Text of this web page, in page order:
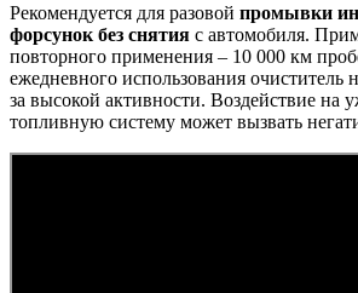
Рекомендуется для разовой промывки
форсунок без снятия с автомобиля.
повторного применения – 10 000 км
ежедневного использования очиститель
за высокой активности. Воздействие на
топливную систему может вызвать